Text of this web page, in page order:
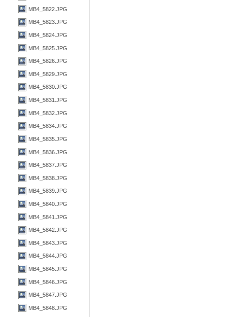
MB4_5822.JPG
MB4_5823.JPG
MB4_5824.JPG
MB4_5825.JPG
MB4_5826.JPG
MB4_5829.JPG
MB4_5830.JPG
MB4_5831.JPG
MB4_5832.JPG
MB4_5834.JPG
MB4_5835.JPG
MB4_5836.JPG
MB4_5837.JPG
MB4_5838.JPG
MB4_5839.JPG
MB4_5840.JPG
MB4_5841.JPG
MB4_5842.JPG
MB4_5843.JPG
MB4_5844.JPG
MB4_5845.JPG
MB4_5846.JPG
MB4_5847.JPG
MB4_5848.JPG